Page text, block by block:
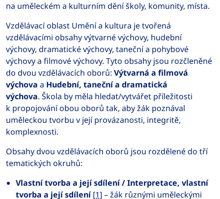
na uměleckém a kulturním dění školy, komunity, místa.
Vzdělávací oblast Umění a kultura je tvořená
vzdělávacími obsahy výtvarné výchovy, hudební
výchovy, dramatické výchovy, taneční a pohybové
výchovy a filmové výchovy. Tyto obsahy jsou rozčleněné
do dvou vzdělávacích oborů: Výtvarná a filmová
výchova a Hudební, taneční a dramatická
výchova. Škola by měla hledat/vytvářet příležitosti
k propojování obou oborů tak, aby žák poznával
uměleckou tvorbu v její provázanosti, integritě,
komplexnosti.
Obsahy dvou vzdělávacích oborů jsou rozdělené do tří
tematických okruhů:
Vlastní tvorba a její sdílení / Interpretace, vlastní
tvorba a její sdílení[1] –žák různými uměleckými